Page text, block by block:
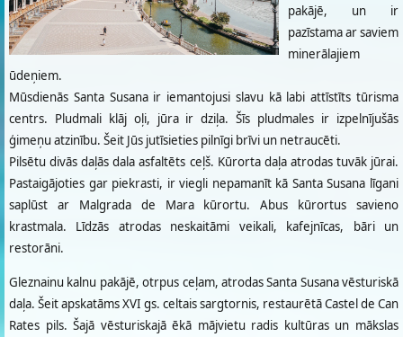
pakājē, un ir
pazīstama ar saviem
minerālajiem
ūdeņiem.
Mūsdienās Santa Susana ir iemantojusi slavu kā labi attīstīts tūrisma
centrs. Pludmali klāj oļi, jūra ir dziļa. Šīs pludmales ir izpelnījušās
ģimeņu atzinību. Šeit Jūs jutīsieties pilnīgi brīvi un netraucēti.
Pilsētu divās daļās dala asfaltēts ceļš. Kūrorta daļa atrodas tuvāk jūrai.
Pastaigājoties gar piekrasti, ir viegli nepamanīt kā Santa Susana līgani
saplūst ar Malgrada de Mara kūrortu. Abus kūrortus savieno
krastmala. Līdzās atrodas neskaitāmi veikali, kafejnīcas, bāri un
restorāni.
Gleznainu kalnu pakājē, otrpus ceļam, atrodas Santa Susana vēsturiskā
daļa. Šeit apskatāms XVI gs. celtais sargtornis, restaurētā Castel de Can
Rates pils. Šajā vēsturiskajā ēkā mājvietu radis kultūras un mākslas